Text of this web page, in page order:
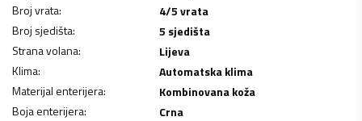
Broj vrata:
4/5 vrata
Broj sjedišta:
5 sjedišta
Strana volana:
Lijeva
Klima:
Automatska klima
Materijal enterijera:
Kombinovana koža
Boja enterijera:
Crna